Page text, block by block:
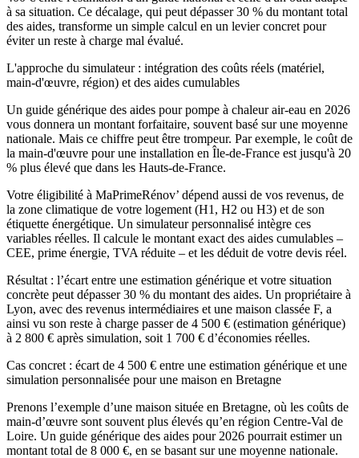
à sa situation. Ce décalage, qui peut dépasser 30 % du montant total
des aides, transforme un simple calcul en un levier concret pour
éviter un reste à charge mal évalué.
L'approche du simulateur : intégration des coûts réels (matériel,
main-d'œuvre, région) et des aides cumulables
Un guide générique des aides pour pompe à chaleur air-eau en 2026
vous donnera un montant forfaitaire, souvent basé sur une moyenne
nationale. Mais ce chiffre peut être trompeur. Par exemple, le coût de
la main-d'œuvre pour une installation en Île-de-France est jusqu'à 20
% plus élevé que dans les Hauts-de-France.
Votre éligibilité à MaPrimeRénov’ dépend aussi de vos revenus, de
la zone climatique de votre logement (H1, H2 ou H3) et de son
étiquette énergétique. Un simulateur personnalisé intègre ces
variables réelles. Il calcule le montant exact des aides cumulables –
CEE, prime énergie, TVA réduite – et les déduit de votre devis réel.
Résultat : l’écart entre une estimation générique et votre situation
concrète peut dépasser 30 % du montant des aides. Un propriétaire à
Lyon, avec des revenus intermédiaires et une maison classée F, a
ainsi vu son reste à charge passer de 4 500 € (estimation générique)
à 2 800 € après simulation, soit 1 700 € d’économies réelles.
Cas concret : écart de 4 500 € entre une estimation générique et une
simulation personnalisée pour une maison en Bretagne
Prenons l’exemple d’une maison située en Bretagne, où les coûts de
main-d’œuvre sont souvent plus élevés qu’en région Centre-Val de
Loire. Un guide générique des aides pour 2026 pourrait estimer un
montant total de 8 000 €, en se basant sur une moyenne nationale.